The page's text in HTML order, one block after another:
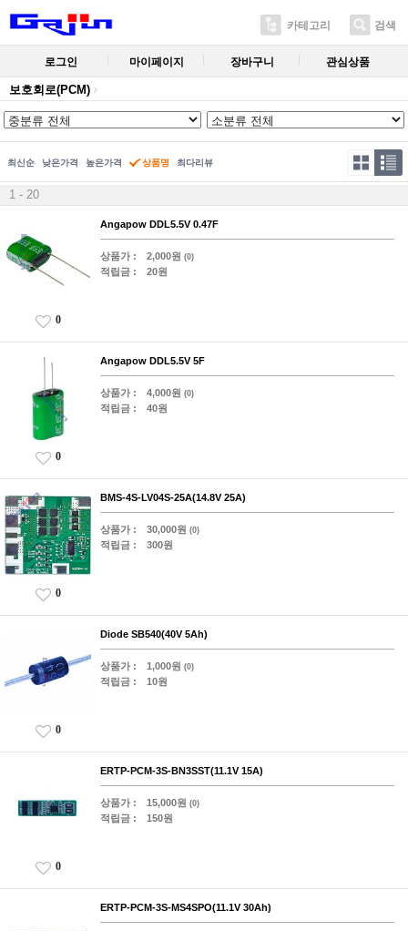
카테고리 검색
로그인 마이페이지 장바구니 관심상품
보호회로(PCM)
최신순 낮은가격 높은가격 상품명 최다리뷰
1 - 20
Angapow DDL5.5V 0.47F
상품가 : 2,000원 (0)
적립금 : 20원
0
Angapow DDL5.5V 5F
상품가 : 4,000원 (0)
적립금 : 40원
0
BMS-4S-LV04S-25A(14.8V 25A)
상품가 : 30,000원 (0)
적립금 : 300원
0
Diode SB540(40V 5Ah)
상품가 : 1,000원 (0)
적립금 : 10원
0
ERTP-PCM-3S-BN3SST(11.1V 15A)
상품가 : 15,000원 (0)
적립금 : 150원
0
ERTP-PCM-3S-MS4SPO(11.1V 30Ah)